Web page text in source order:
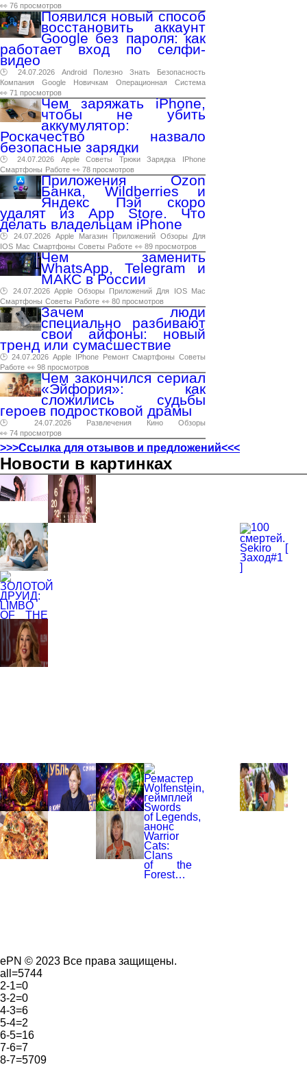
👀 76 просмотров
Появился новый способ
восстановить аккаунт
Google без пароля: как
работает вход по селфи-
видео
🕑 24.07.2026 Android Полезно Знать
Безопасность
Компания
Google Новичкам Операционная
Система
👀 71 просмотров
Чем заряжать iPhone,
чтобы не убить
аккумулятор:
Роскачество назвало
безопасные зарядки
🕑 24.07.2026 Apple Советы Трюки Зарядка
IPhone
Смартфоны Работе 👀 78 просмотров
Приложения Ozon
Банка, Wildberries и
Яндекс Пэй скоро
удалят из App Store. Что
делать владельцам iPhone
🕑 24.07.2026 Apple Магазин Приложений Обзоры
Для
IOS Mac Смартфоны Советы Работе 👀 89 просмотров
Чем заменить
WhatsApp, Telegram и
МАКС в России
🕑 24.07.2026 Apple Обзоры Приложений Для IOS
Mac
Смартфоны Советы Работе 👀 80 просмотров
Зачем люди
специально разбивают
свои айфоны: новый
тренд или сумасшествие
🕑 24.07.2026 Apple IPhone Ремонт Смартфоны Советы
Работе 👀 98 просмотров
Чем закончился сериал
«Эйфория»: как
сложились судьбы
героев подростковой драмы
🕑 24.07.2026 Развлечения Кино
Обзоры
👀 74 просмотров
>>>Ссылка для отзывов и предложений<<<
Новости в картинках
ePN © 2023 Все права защищены.
all=5744
2-1=0
3-2=0
4-3=6
5-4=2
6-5=16
7-6=7
8-7=5709